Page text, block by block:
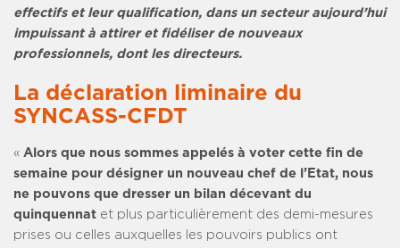
effectifs et leur qualification, dans un secteur aujourd’hui
impuissant à attirer et fidéliser de nouveaux
professionnels, dont les directeurs.
La déclaration liminaire du
SYNCASS-CFDT
« Alors que nous sommes appelés à voter cette fin de
semaine pour désigner un nouveau chef de l’Etat, nous
ne pouvons que dresser un bilan décevant du
quinquennat et plus particulièrement des demi-mesures
prises ou celles auxquelles les pouvoirs publics ont